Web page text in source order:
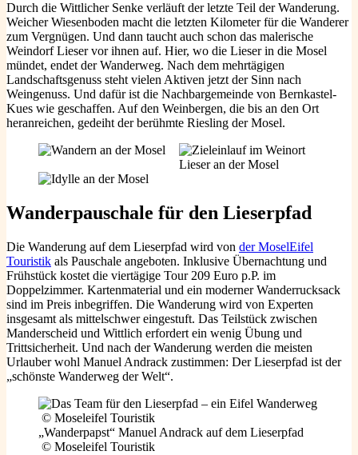
Durch die Wittlicher Senke verläuft der letzte Teil der Wanderung.
Weicher Wiesenboden macht die letzten Kilometer für die Wanderer
zum Vergnügen. Und dann taucht auch schon das malerische
Weindorf Lieser vor ihnen auf. Hier, wo die Lieser in die Mosel
mündet, endet der Wanderweg. Nach dem mehrtägigen
Landschaftsgenuss steht vielen Aktiven jetzt der Sinn nach
Weingenuss. Und dafür ist die Nachbargemeinde von Bernkastel-
Kues wie geschaffen. Auf den Weinbergen, die bis an den Ort
heranreichen, gedeiht der berühmte Riesling der Mosel.
Wanderpauschale für den Lieserpfad
Die Wanderung auf dem Lieserpfad wird von der MoselEifel
Touristik als Pauschale angeboten. Inklusive Übernachtung und
Frühstück kostet die viertägige Tour 209 Euro p.P. im
Doppelzimmer. Kartenmaterial und ein moderner Wanderrucksack
sind im Preis inbegriffen. Die Wanderung wird von Experten
insgesamt als mittelschwer eingestuft. Das Teilstück zwischen
Manderscheid und Wittlich erfordert ein wenig Übung und
Trittsicherheit. Und nach der Wanderung werden die meisten
Urlauber wohl Manuel Andrack zustimmen: Der Lieserpfad ist der
„schönste Wanderweg der Welt“.
„Wanderpapst“ Manuel Andrack auf dem Lieserpfad
© Moseleifel Touristik